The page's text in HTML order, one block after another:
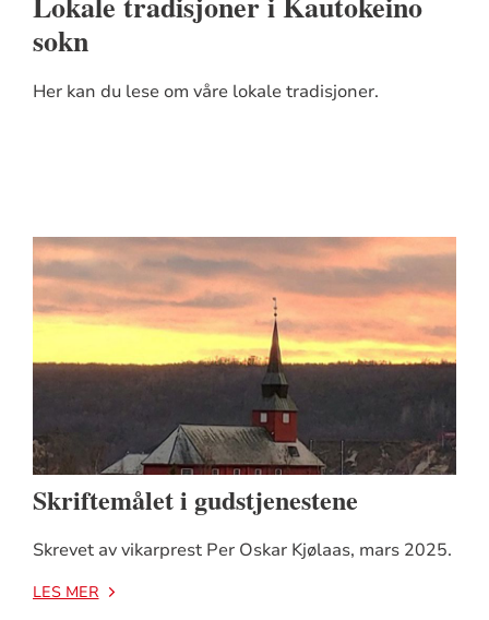
i
Kautokeino
sokn
sokn
Her kan du lese om våre lokale tradisjoner.
Skriftemålet i gudstjenestene
Skrevet av vikarprest Per Oskar Kjølaas, mars 2025.
LES MER